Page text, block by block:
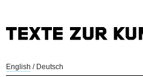
English / Deutsch